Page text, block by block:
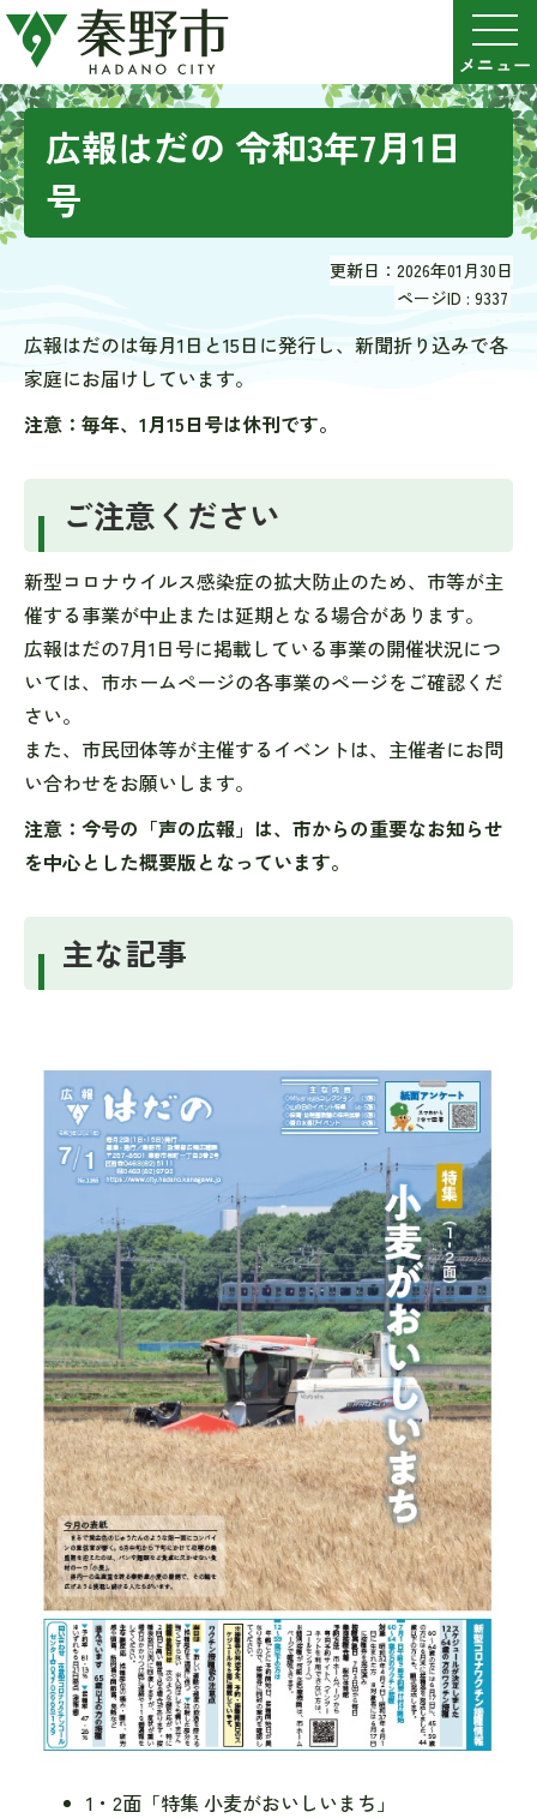
広報はだの 令和3年7月1日
号
更新日：2026年01月30日
ページID : 9337
広報はだのは毎月1日と15日に発行し、新聞折り込みで各
家庭にお届けしています。
注意：毎年、1月15日号は休刊です。
ご注意ください
新型コロナウイルス感染症の拡大防止のため、市等が主
催する事業が中止または延期となる場合があります。
広報はだの7月1日号に掲載している事業の開催状況につ
いては、市ホームページの各事業のページをご確認くだ
さい。
また、市民団体等が主催するイベントは、主催者にお問
い合わせをお願いします。
注意：今号の「声の広報」は、市からの重要なお知らせ
を中心とした概要版となっています。
主な記事
1・2面「特集 小麦がおいしいまち」